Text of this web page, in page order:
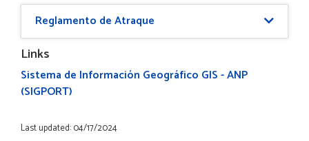
Reglamento de Atraque
Links
Sistema de Información Geográfico GIS - ANP
(SIGPORT)
Last updated: 04/17/2024